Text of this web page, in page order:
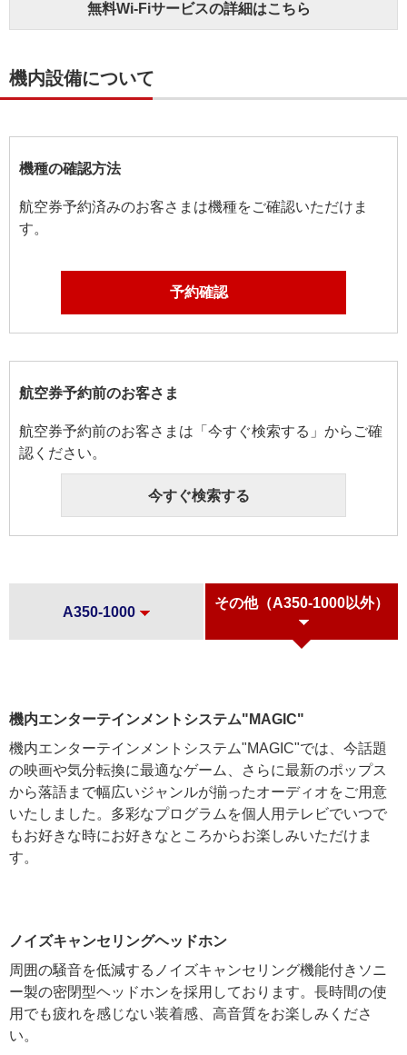
無料Wi-Fiサービスの詳細はこちら
機内設備について
機種の確認方法
航空券予約済みのお客さまは機種をご確認いただけま
す。
予約確認
航空券予約前のお客さま
航空券予約前のお客さまは「今すぐ検索する」からご確
認ください。
今すぐ検索する
A350-1000
その他（A350-1000以外）
機内エンターテインメントシステム"MAGIC"
機内エンターテインメントシステム"MAGIC"では、今話題
の映画や気分転換に最適なゲーム、さらに最新のポップス
から落語まで幅広いジャンルが揃ったオーディオをご用意
いたしました。多彩なプログラムを個人用テレビでいつで
もお好きな時にお好きなところからお楽しみいただけま
す。
ノイズキャンセリングヘッドホン
周囲の騒音を低減するノイズキャンセリング機能付きソニ
ー製の密閉型ヘッドホンを採用しております。長時間の使
用でも疲れを感じない装着感、高音質をお楽しみくださ
い。